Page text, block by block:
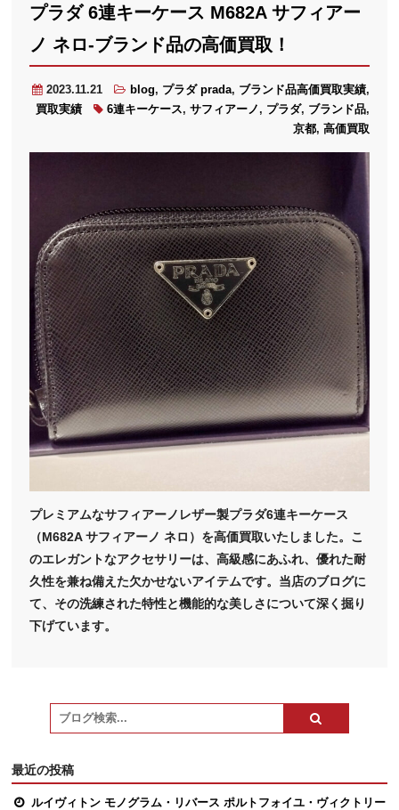
プラダ 6連キーケース M682A サフィアー
ノ ネロ-ブランド品の高価買取！
2023.11.21 blog, プラダ prada, ブランド品高価買取実績,
買取実績
6連キーケース, サフィアーノ , プラダ, ブランド品,
京都, 高価買取
プレミアムなサフィアーノレザー製プラダ6連キーケース
（M682A サフィアーノ ネロ）を高価買取いたしました。こ
のエレガントなアクセサリーは、高級感にあふれ、優れた耐
久性を兼ね備えた欠かせないアイテムです。当店のブログに
て、その洗練された特性と機能的な美しさについて深く掘り
下げています。
最近の投稿
ルイヴィトン モノグラム・リバース ポルトフォイユ・ヴィクトリー